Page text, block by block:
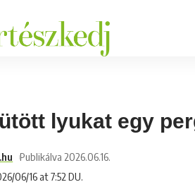
lyukat egy
06/16 at 7:52 DU.
Publikálva 2026.06.16.